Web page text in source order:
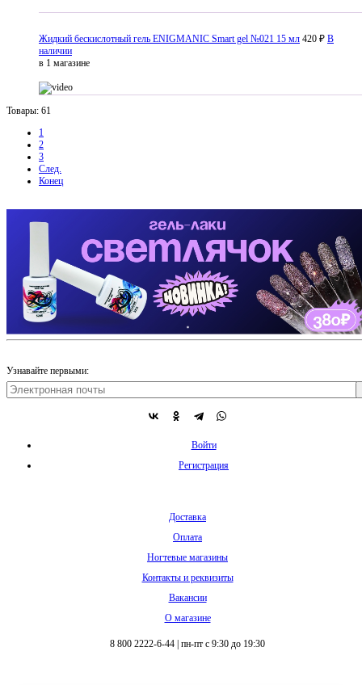
Жидкий бескислотный гель ENIGMANIC Smart gel №021 15 мл 420 ₽ В
наличии
в 1 магазине
Товары: 61
1
2
3
След.
Конец
Узнавайте первыми:
Войти
Регистрация
Доставка
Оплата
Ногтевые магазины
Контакты и реквизиты
Вакансии
О магазине
8 800 2222-6-44 | пн-пт с 9:30 до 19:30